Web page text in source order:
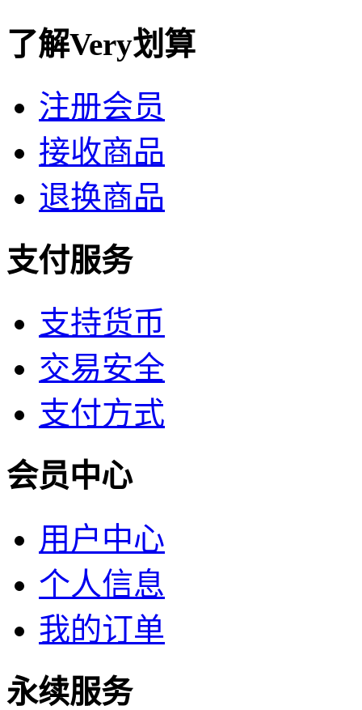
了解Very划算
注册会员
接收商品
退换商品
支付服务
支持货币
交易安全
支付方式
会员中心
用户中心
个人信息
我的订单
永续服务